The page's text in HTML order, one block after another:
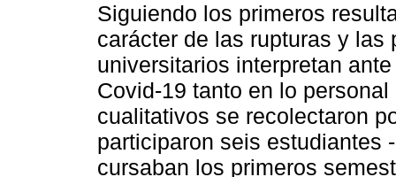
Siguiendo los primeros
carácter de las rupturas y
universitarios interpretan
Covid-19 tanto en lo
cualitativos se recolectaron
participaron seis estudiantes
cursaban los primeros